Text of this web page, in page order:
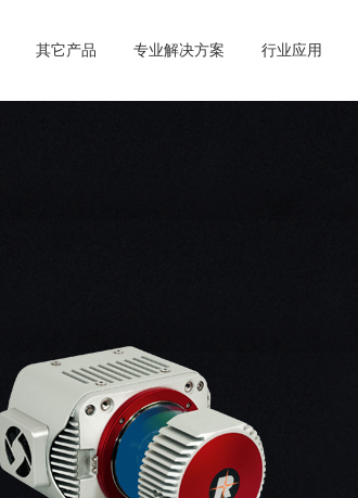
其它产品 专业解决方案 行业应用